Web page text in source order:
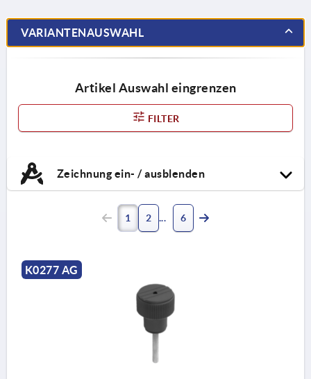
VARIANTENAUSWAHL
Artikel Auswahl eingrenzen
FILTER
Zeichnung ein- / ausblenden
1 2 6
K0277 AG